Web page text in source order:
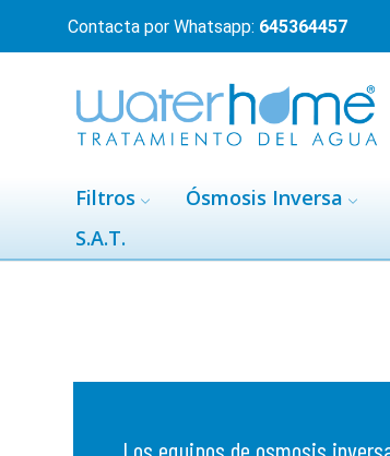
Contacta por Whatsapp: 645364457
Filtros Ósmosis Inversa
S.A.T.